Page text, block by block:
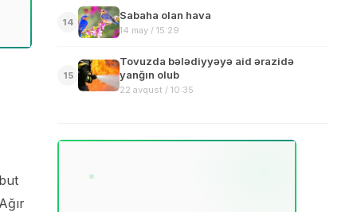
14
Sabaha olan hava
14 may / 15:29
15
Tovuzda bələdiyyəyə aid ərazidə
yanğın olub
22 avqust / 10:35